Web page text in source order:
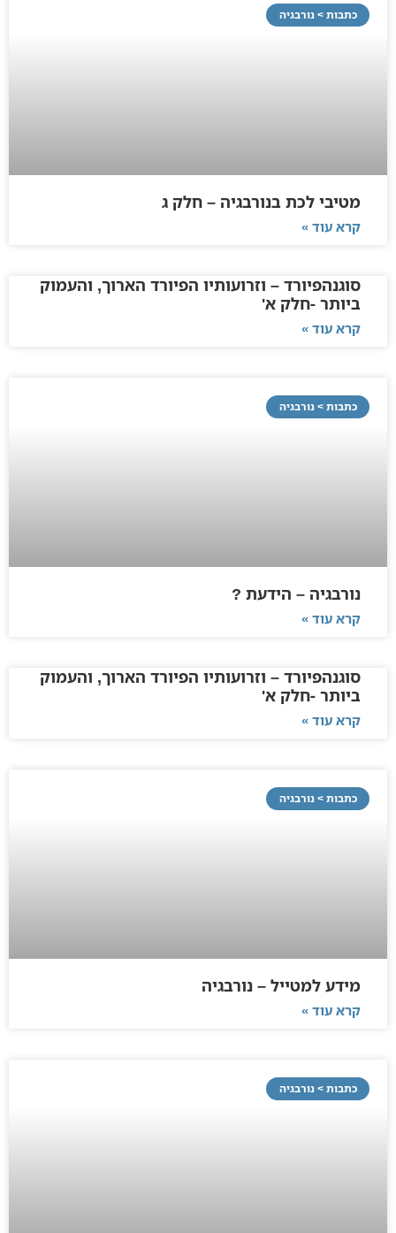
כתבות > נורבגיה
מטיבי לכת בנורבגיה – חלק ג
קרא עוד »
סוגנהפיורד – וזרועותיו הפיורד הארוך, והעמוק
ביותר -חלק א'
קרא עוד »
כתבות > נורבגיה
נורבגיה – הידעת ?
קרא עוד »
סוגנהפיורד – וזרועותיו הפיורד הארוך, והעמוק
ביותר -חלק א'
קרא עוד »
כתבות > נורבגיה
מידע למטייל – נורבגיה
קרא עוד »
כתבות > נורבגיה